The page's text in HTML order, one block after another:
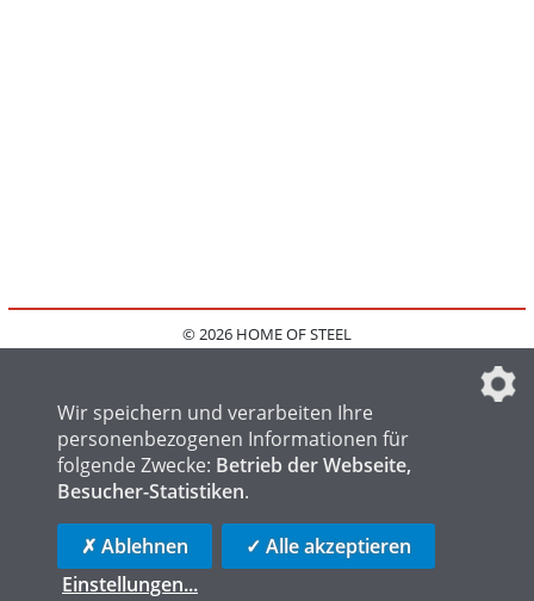
© 2026 HOME OF STEEL
IMPRESSUM
FAQ
DATENSCHUTZEINSTELLUNGEN
HOME OF LOGISTICS
Wir speichern und verarbeiten Ihre
personenbezogenen Informationen für
folgende Zwecke: Betrieb der Webseite,
Besucher-Statistiken.
✗ Ablehnen
✓ Alle akzeptieren
Einstellungen...